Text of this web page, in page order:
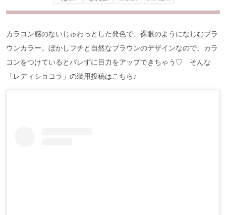
カラコン感のないじゅわっとした発色で、裸眼のようになじむブラ
ウンカラー。ぼかしフチと自然なブラウンのデザインなので、カラ
コンをつけているとバレずに目力をアップできちゃう♡ そんな
「レディショコラ」の装用投稿はこちら♪